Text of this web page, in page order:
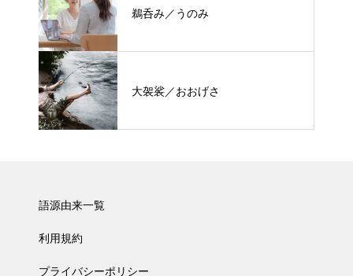
鵜呑み／うのみ
大袈裟／おおげさ
語源由来一覧
利用規約
プライバシーポリシー